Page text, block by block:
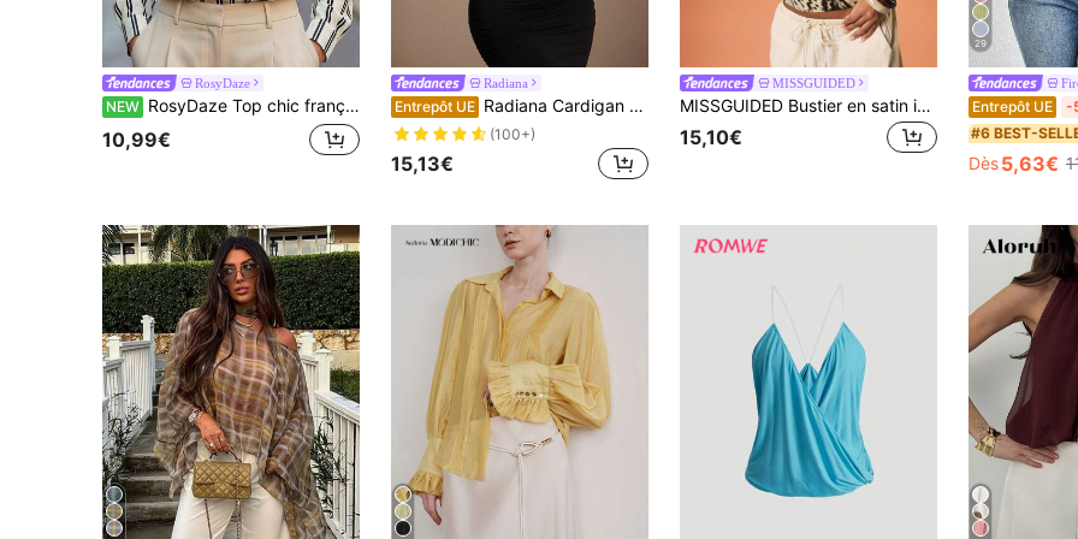
RosyDaze
NEW RosyDaze Top chic français noir & abricot clair à rayures verticales, chemise élégante polyvalente minimaliste décontractée pour le trajet, col montant, pull à manches longues pour femmes
10,99€
Radiana
Entrepôt UE Radiana Cardigan en dentelle noire sexy et élégant pour femmes, blouse ajustée à volants en dentelle romantique, top à manches évasées, col en V et décolleté plongeant, convient pour les sorties décontractées, les rendez-vous, les réunions, les fêtes, les boîtes de nuit, les vacances
(100+)
15,13€
MISSGUIDED
MISSGUIDED Bustier en satin imprimé léopard avec bordure noire et bretelles réglables pour femmes, pour soirées et occasions en automne-hiver
15,10€
29
Entrepôt UE -
#6 BEST-
Dès5,63€